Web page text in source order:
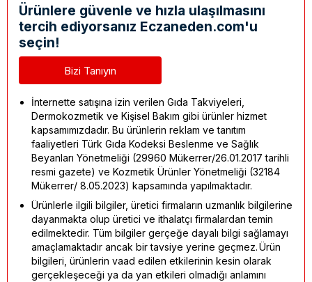
Ürünlere güvenle ve hızla ulaşılmasını
tercih ediyorsanız Eczaneden.com'u
seçin!
Bizi Tanıyın
İnternette satışına izin verilen Gıda Takviyeleri,
Dermokozmetik ve Kişisel Bakım gibi ürünler hizmet
kapsamımızdadır. Bu ürünlerin reklam ve tanıtım
faaliyetleri Türk Gıda Kodeksi Beslenme ve Sağlık
Beyanları Yönetmeliği (29960 Mükerrer/26.01.2017 tarihli
resmi gazete) ve Kozmetik Ürünler Yönetmeliği (32184
Mükerrer/ 8.05.2023) kapsamında yapılmaktadır.
Ürünlerle ilgili bilgiler, üretici firmaların uzmanlık bilgilerine
dayanmakta olup üretici ve ithalatçı firmalardan temin
edilmektedir. Tüm bilgiler gerçeğe dayalı bilgi sağlamayı
amaçlamaktadır ancak bir tavsiye yerine geçmez. Ürün
bilgileri, ürünlerin vaad edilen etkilerinin kesin olarak
gerçekleşeceği ya da yan etkileri olmadığı anlamını